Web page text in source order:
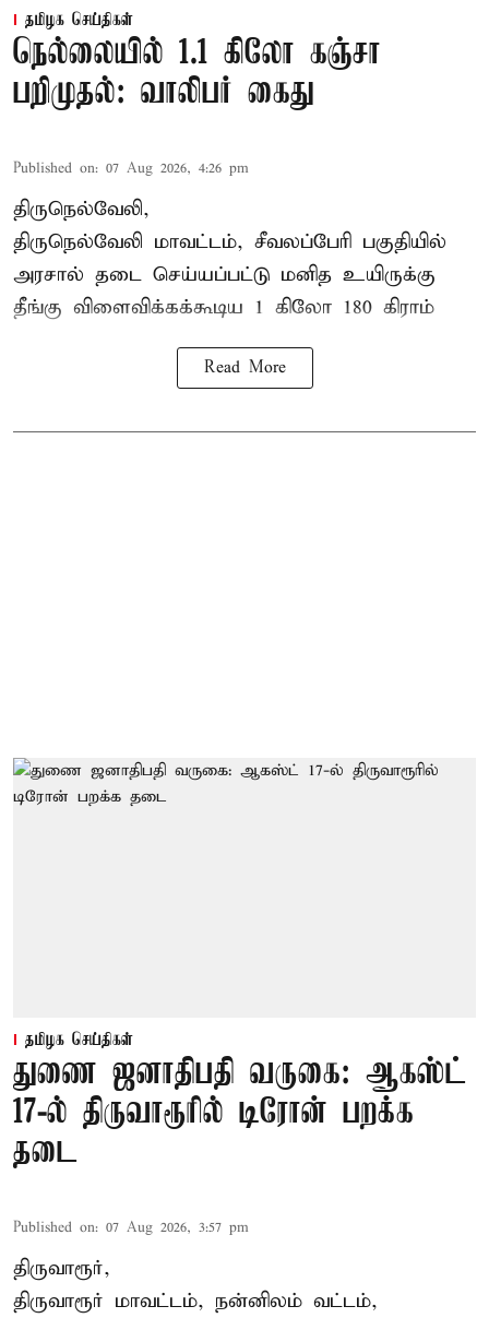
தமிழக செய்திகள்
நெல்லையில் 1.1 கிலோ கஞ்சா
பறிமுதல்: வாலிபர் கைது
Published on: 07 Aug 2026, 4:26 pm
திருநெல்வேலி,
திருநெல்வேலி மாவட்டம், சீவலப்பேரி பகுதியில்
அரசால் தடை செய்யப்பட்டு மனித உயிருக்கு
தீங்கு விளைவிக்கக்கூடிய 1 கிலோ 180 கிராம்
Read More
தமிழக செய்திகள்
துணை ஜனாதிபதி வருகை: ஆகஸ்ட்
17-ல் திருவாரூரில் டிரோன் பறக்க
தடை
Published on: 07 Aug 2026, 3:57 pm
திருவாரூர்,
திருவாரூர் மாவட்டம், நன்னிலம் வட்டம்,